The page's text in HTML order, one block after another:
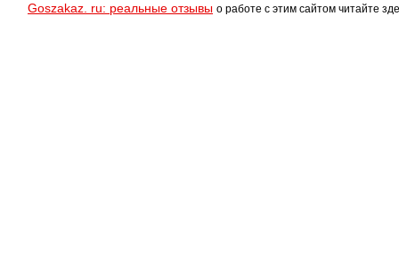
Goszakaz. ru: реальные отзывы о работе с этим сайтом читайте